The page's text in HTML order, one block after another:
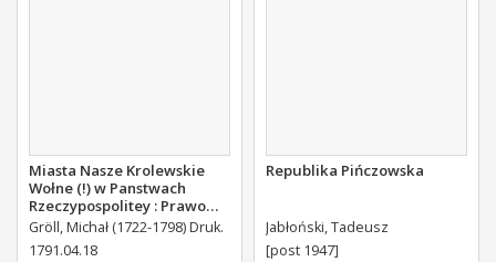
Miasta Nasze Krolewskie
Wołne (!) w Panstwach
Rzeczypospolitey : Prawo
uchwalone Dnia 18.
kwietnia 1791.
Gröll, Michał (1722-1798) Druk.
1791.04.18
Republika Pińczowska
Jabłoński, Tadeusz
[post 1947]